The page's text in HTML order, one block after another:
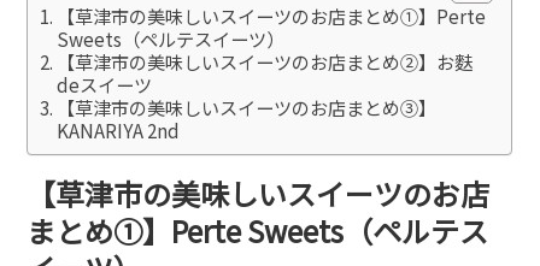
【草津市の美味しいスイーツのお店まとめ①】Perte
Sweets（ペルテスイーツ）
【草津市の美味しいスイーツのお店まとめ②】お麩
deスイーツ
【草津市の美味しいスイーツのお店まとめ③】
KANARIYA 2nd
【草津市の美味しいスイーツのお店
まとめ①】Perte Sweets（ペルテス